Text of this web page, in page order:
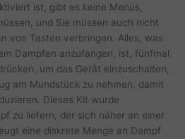
ist, gibt es keine Menüs,
und Sie müssen auch nicht
von Tasten verbringen. Alles, was
Dampfen anzufangen, ist, fünfmal
um das Gerät einzuschalten,
am Mundstück zu nehmen, damit
Dieses Kit wurde
zu liefern, der sich näher an einer
eine diskrete Menge an Dampf